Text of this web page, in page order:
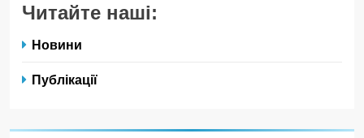
Читайте наші:
Новини
Публікації